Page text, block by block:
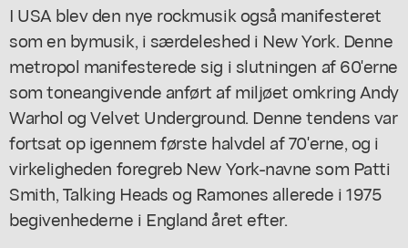
I USA blev den nye rockmusik også manifesteret
som en bymusik, i særdeleshed i New York. Denne
metropol manifesterede sig i slutningen af 60'erne
som toneangivende anført af miljøet omkring Andy
Warhol og Velvet Underground. Denne tendens var
fortsat op igennem første halvdel af 70'erne, og i
virkeligheden foregreb New York-navne som Patti
Smith, Talking Heads og Ramones allerede i 1975
begivenhederne i England året efter.